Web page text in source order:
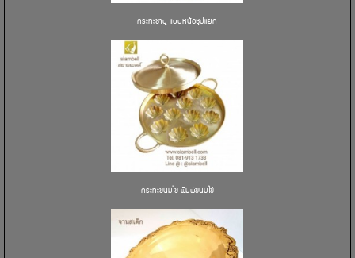
กระทะชาบู แบบหน้อซุปแยก
กระทะขนมไข่ พิมพ์ขนมไข่